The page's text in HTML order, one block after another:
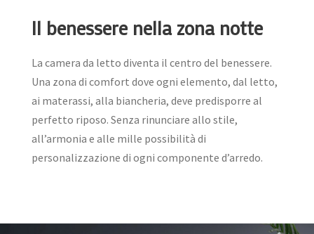
Il benessere nella zona notte
La camera da letto diventa il centro del benessere.
Una zona di comfort dove ogni elemento, dal letto,
ai materassi, alla biancheria, deve predisporre al
perfetto riposo. Senza rinunciare allo stile,
all’armonia e alle mille possibilità di
personalizzazione di ogni componente d’arredo.